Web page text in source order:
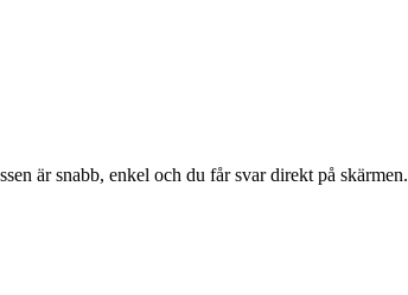
är snabb, enkel och du får svar direkt på skärmen.